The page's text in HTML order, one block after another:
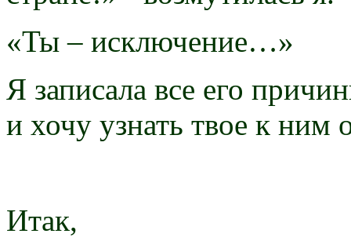
«Ты – исключение…»
Я записала все его
и хочу узнать твое к ним
Итак,